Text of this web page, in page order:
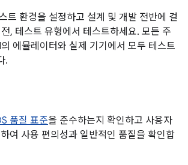
트 환경을 설정하고 설계 및 개발 전반에 걸
, 테스트 유형에서 테스트하세요. 모든 주
에뮬레이터와 실제 기기에서 모두 테스트
.
품질 표준을 준수하는지 확인하고 사용자
여 사용 편의성과 일반적인 품질을 확인합